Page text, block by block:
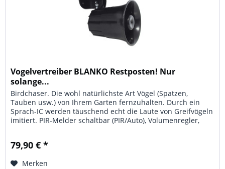
Vogelvertreiber BLANKO Restposten! Nur
solange...
Birdchaser. Die wohl natürlichste Art Vögel (Spatzen,
Tauben usw.) von Ihrem Garten fernzuhalten. Durch ein
Sprach-IC werden täuschend echt die Laute von Greifvögeln
imitiert. PIR-Melder schaltbar (PIR/Auto), Volumenregler,
79,90 € *
Merken